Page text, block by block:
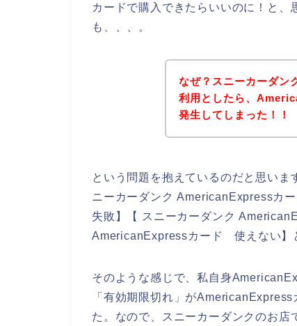
カードで購入できたらいいのに！と
も、、、。
なぜ？スニーカーダ
利用としたら、
発生してしまった！！
という問題を抱えているのだと思いま
ニーカーダンク AmericanExpressカ
失敗】【 スニーカーダンク
AmericanExpressカード 使えない】
そのような感じで、私自身
「有効期限切れ」が
た。なので、スニーカーダンクのお